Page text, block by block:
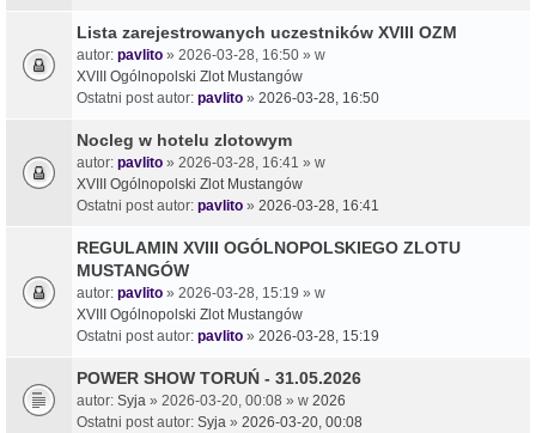
Lista zarejestrowanych uczestników XVIII OZM
autor: pavlito » 2026-03-28, 16:50 » w
XVIII Ogólnopolski Zlot Mustangów
Ostatni post autor: pavlito » 2026-03-28, 16:50
Nocleg w hotelu zlotowym
autor: pavlito » 2026-03-28, 16:41 » w
XVIII Ogólnopolski Zlot Mustangów
Ostatni post autor: pavlito » 2026-03-28, 16:41
REGULAMIN XVIII OGÓLNOPOLSKIEGO ZLOTU
MUSTANGÓW
autor: pavlito » 2026-03-28, 15:19 » w
XVIII Ogólnopolski Zlot Mustangów
Ostatni post autor: pavlito » 2026-03-28, 15:19
POWER SHOW TORUŃ - 31.05.2026
autor: Syja » 2026-03-20, 00:08 » w 2026
Ostatni post autor: Syja » 2026-03-20, 00:08